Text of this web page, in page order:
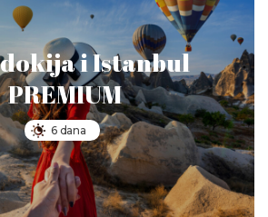
i Istanbul
PREMIUM
6 dana